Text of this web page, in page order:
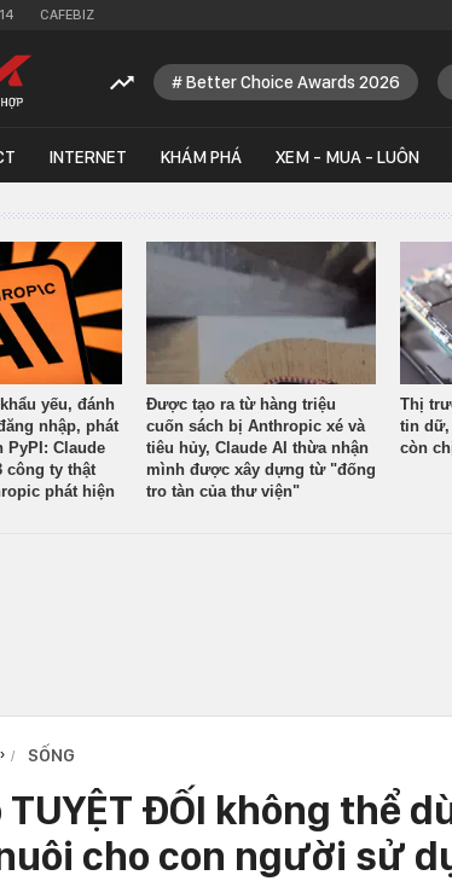
CAFEBIZ
Better Choice Awards 2026
INTERNET KHÁM PHÁ XEM - MUA - LUÔN
yếu, đánh
nhập, phát
PyPI: Claude
công ty thật
phát hiện
Được tạo ra từ hàng triệu
cuốn sách bị Anthropic xé và
tiêu hủy, Claude AI thừa nhận
mình được xây dựng từ "đống
tro tàn của thư viện"
Thị
tin
còn
› SỐNG
TUYỆT ĐỐI không thể
cho con người sử